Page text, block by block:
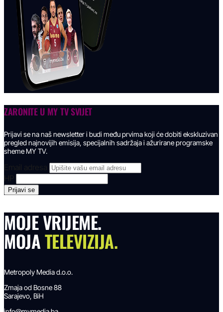
ZARONITE U MY TV SVIJET
Prijavi se na naš newsletter i budi među prvima koji će dobiti ekskluzivan
pregled najnovijih emisija, specijalnih sadržaja i ažurirane programske
sheme MY TV.
Email adresa
MOJE VRIJEME.
MOJATELEVIZIJA.
Metropoly Media d.o.o.
Zmaja od Bosne 88
Sarajevo, BiH